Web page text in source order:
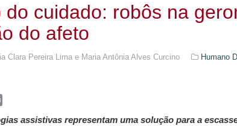
do cuidado: robôs na
do afeto
Clara Pereira Lima e Maria Antônia Alves Curcino
Humano
assistivas representam uma solução para a